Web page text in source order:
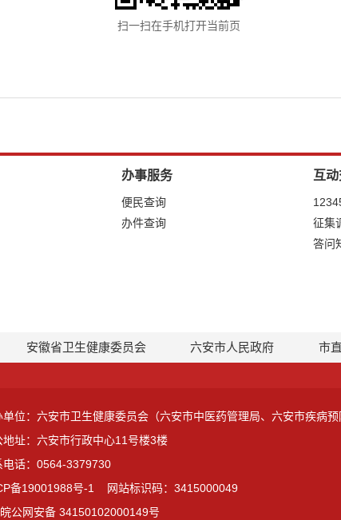
扫一扫在手机打开当前页
办事服务
便民查询
办件查询
互
征集
答问
安徽省卫生健康委员会 六安市人民政府 市
单位：六安市卫生健康委员会（六安市中医药管理局、六安市疾病预
地址：六安市行政中心11号楼3楼
电话：0564-3379730
备19001988号-1
网站标识码：3415000049
皖公网安备 34150102000149号